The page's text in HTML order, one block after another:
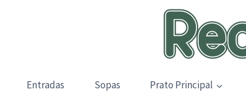
Entradas Sopas Prato Principal